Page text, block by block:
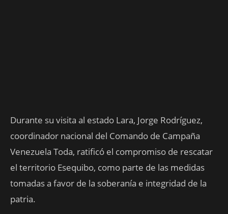
Durante su visita al estado Lara, Jorge Rodríguez,
coordinador nacional del Comando de Campaña
Venezuela Toda, ratificó el compromiso de rescatar
el territorio Esequibo, como parte de las medidas
tomadas a favor de la soberanía e integridad de la
patria.